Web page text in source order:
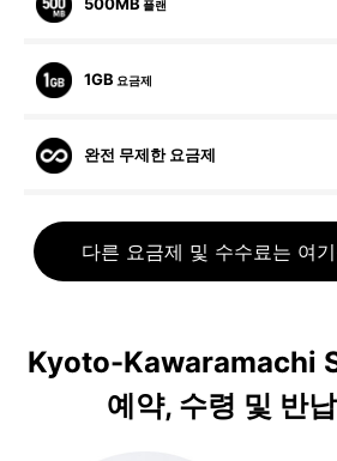
플랜
1GB 요금제
완전 무제한 요금제
다른 요금제 및 수수료는 여
Kyoto-Kawaramachi
예약, 수령 및 반